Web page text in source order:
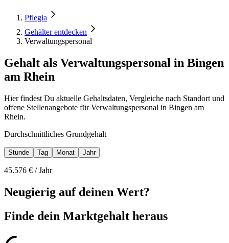
Pflegia
Gehälter entdecken
Verwaltungspersonal
Gehalt als Verwaltungspersonal in Bingen
am Rhein
Hier findest Du aktuelle Gehaltsdaten, Vergleiche nach Standort und
offene Stellenangebote für Verwaltungspersonal in Bingen am
Rhein.
Durchschnittliches Grundgehalt
Stunde Tag Monat Jahr
45.576 € /Jahr
Neugierig auf deinen Wert?
Finde dein Marktgehalt heraus